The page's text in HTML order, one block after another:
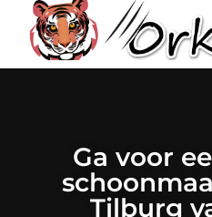
Ga voor
Tilburg